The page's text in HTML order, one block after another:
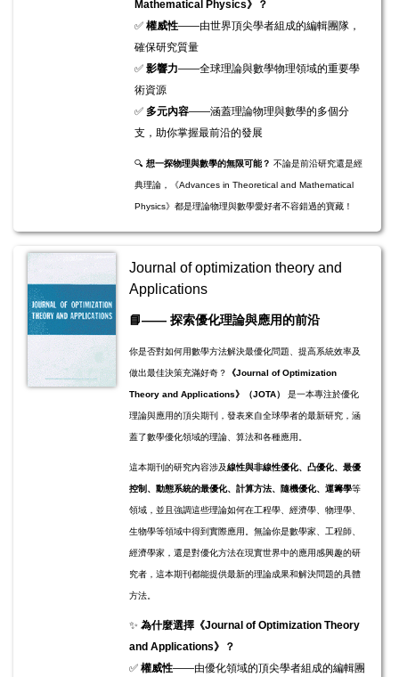
Mathematical Physics》？
✅ 權威性——由世界頂尖學者組成的編輯團隊，
確保研究質量
✅ 影響力——全球理論與數學物理領域的重要學
術資源
✅ 多元內容——涵蓋理論物理與數學的多個分
支，助你掌握最前沿的發展
🔍 想一探物理與數學的無限可能？ 不論是前沿研究還是經
典理論，《Advances in Theoretical and Mathematical
Physics》都是理論物理與數學愛好者不容錯過的寶藏！
Journal of optimization theory and
Applications
📘—— 探索優化理論與應用的前沿
你是否對如何用數學方法解決最優化問題、提高系統效率及
做出最佳決策充滿好奇？ 《Journal of Optimization
Theory and Applications》（JOTA） 是一本專注於優化
理論與應用的頂尖期刊，發表來自全球學者的最新研究，涵
蓋了數學優化領域的理論、算法和各種應用。
這本期刊的研究內容涉及線性與非線性優化、凸優化、最優
控制、動態系統的最優化、計算方法、隨機優化、運籌學等
領域，並且強調這些理論如何在工程學、經濟學、物理學、
生物學等領域中得到實際應用。無論你是數學家、工程師、
經濟學家，還是對優化方法在現實世界中的應用感興趣的研
究者，這本期刊都能提供最新的理論成果和解決問題的具體
方法。
✨ 為什麼選擇《Journal of Optimization Theory
and Applications》？
✅ 權威性——由優化領域的頂尖學者組成的編輯團